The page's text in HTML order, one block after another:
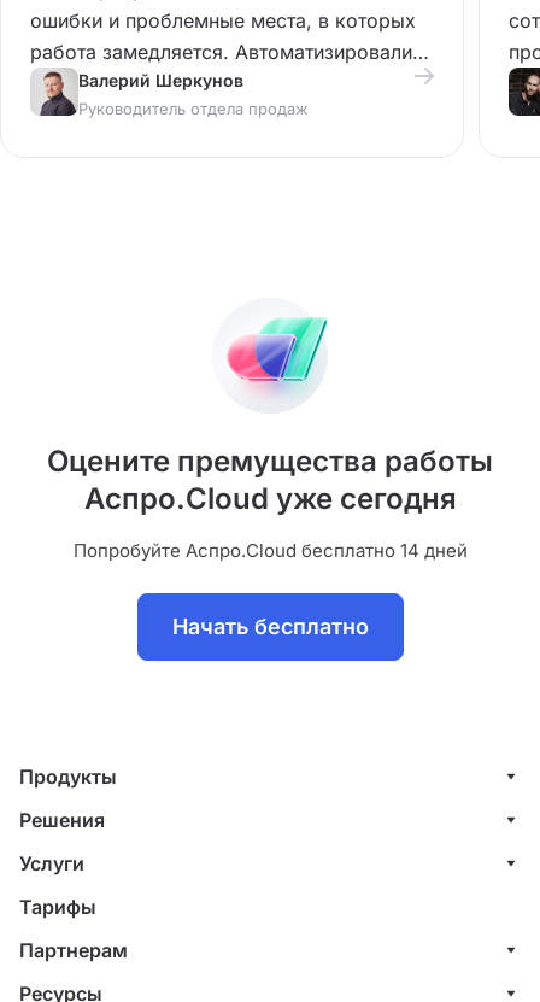
ошибки и проблемные места, в которых
работа замедляется. Автоматизировали
рутинные действия, например, расчет
заработной платы для МОП-ов.»
Валерий Шеркунов
Руководитель отдела продаж
Оцените премущества работы
Аспро.Cloud уже сегодня
Попробуйте Аспро.Cloud бесплатно 14 дней
Начать бесплатно
Продукты
Управление клиентами (CRM)
Проекты
Финансы
Решения
ИТ-компании
Строительные компании
Веб-студии
Услуги
Внедрение системы управления клиентами
Внедрение финансового учета
Консультации
Тарифы
Партнерам
Партнерская программа
Ресурсы